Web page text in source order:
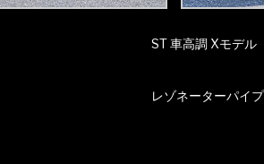
ST 車高調 Xモデル
レゾネーターパイプ